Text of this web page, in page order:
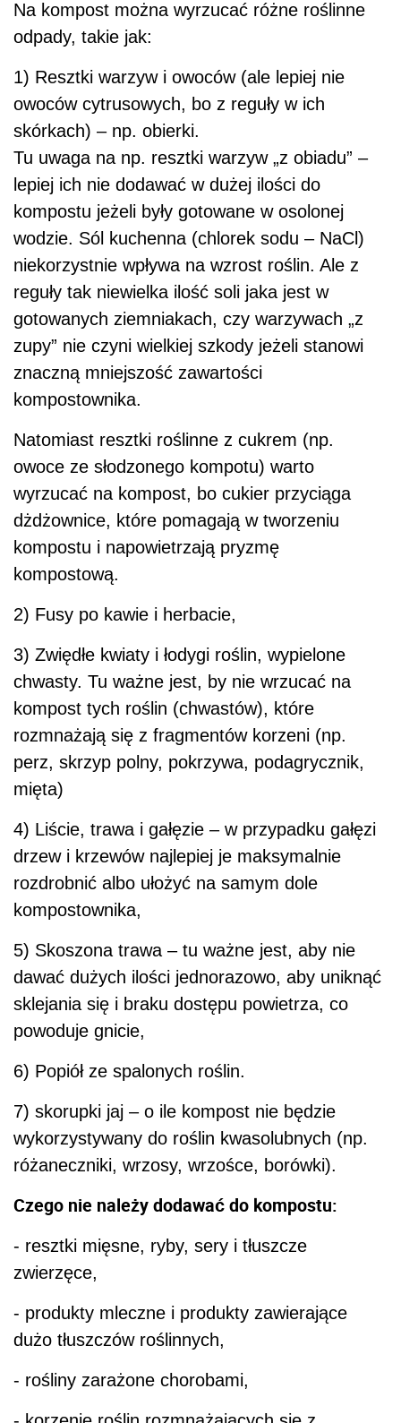
Na kompost można wyrzucać różne roślinne
odpady, takie jak:
1) Resztki warzyw i owoców (ale lepiej nie
owoców cytrusowych, bo z reguły w ich
skórkach) – np. obierki.
Tu uwaga na np. resztki warzyw „z obiadu” –
lepiej ich nie dodawać w dużej ilości do
kompostu jeżeli były gotowane w osolonej
wodzie. Sól kuchenna (chlorek sodu – NaCl)
niekorzystnie wpływa na wzrost roślin. Ale z
reguły tak niewielka ilość soli jaka jest w
gotowanych ziemniakach, czy warzywach „z
zupy” nie czyni wielkiej szkody jeżeli stanowi
znaczną mniejszość zawartości
kompostownika.
Natomiast resztki roślinne z cukrem (np.
owoce ze słodzonego kompotu) warto
wyrzucać na kompost, bo cukier przyciąga
dżdżownice, które pomagają w tworzeniu
kompostu i napowietrzają pryzmę
kompostową.
2) Fusy po kawie i herbacie,
3) Zwiędłe kwiaty i łodygi roślin, wypielone
chwasty. Tu ważne jest, by nie wrzucać na
kompost tych roślin (chwastów), które
rozmnażają się z fragmentów korzeni (np.
perz, skrzyp polny, pokrzywa, podagrycznik,
mięta)
4) Liście, trawa i gałęzie – w przypadku gałęzi
drzew i krzewów najlepiej je maksymalnie
rozdrobnić albo ułożyć na samym dole
kompostownika,
5) Skoszona trawa – tu ważne jest, aby nie
dawać dużych ilości jednorazowo, aby uniknąć
sklejania się i braku dostępu powietrza, co
powoduje gnicie,
6) Popiół ze spalonych roślin.
7) skorupki jaj – o ile kompost nie będzie
wykorzystywany do roślin kwasolubnych (np.
różaneczniki, wrzosy, wrzośce, borówki).
Czego nie należy dodawać do kompostu:
- resztki mięsne, ryby, sery i tłuszcze
zwierzęce,
- produkty mleczne i produkty zawierające
dużo tłuszczów roślinnych,
- rośliny zarażone chorobami,